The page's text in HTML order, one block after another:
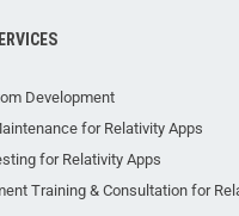
Development
for Relativity Apps
for Relativity Apps
Training & Consultation for